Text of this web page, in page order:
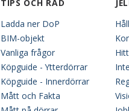
TIPS OCH RÅD
Ladda ner DoP
BIM-objekt
Vanliga frågor
Köpguide - Ytterdörrar
Köpguide - Innerdörrar
Mått och Fakta